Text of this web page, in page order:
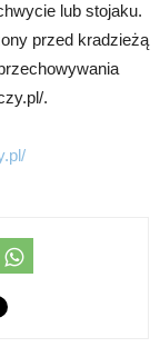
lub stojaku.
przed kradzieżą
.